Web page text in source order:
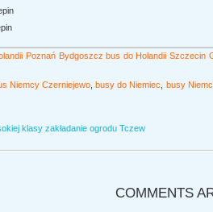
Poznań Bydgoszcz bus do Holandii Szczecin
Niemcy Czerniejewo,busy do Niemiec busy
klasy zakładanie ogrodu Tczew
COMMENTS